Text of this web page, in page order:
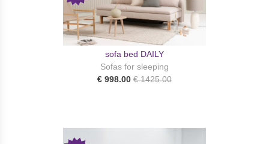
sofa bed DAILY
Sofas for sleeping
€ 998.00 € 1425.00